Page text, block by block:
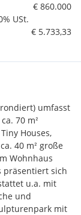
€ 860.000
USt.
€ 5.733,33
umfasst
70 mᒾ
Houses,
40 mᒾ große
Wohnhaus
präsentiert sich
u.a. mit
und
mit